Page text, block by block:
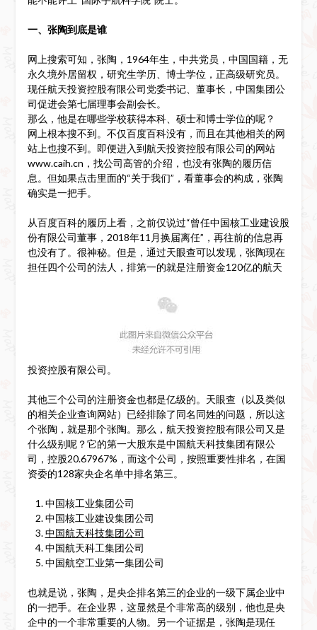
一、张陶到底是谁
网上搜索可知，张陶，1964年生，中共党员，中国国籍，无
永久境外居留权，研究生学历、博士学位，正高级研究员。
现任航天投资控股有限公司党委书记、董事长，中国集团公
司促进会第七届理事会副会长。
那么，他是在哪些学校获得本科、硕士和博士学位的呢？
网上根本搜不到。不仅百度百科没有，而且在其他相关的网
站上也搜不到。即便进入到航天投资控股有限公司的网站
www.caih.cn，找公司高管的介绍，也没有张陶的履历信
息。但如果点击里面的“关于我们”，看董事会的构成，张陶
确实是一把手。
从百度百科的履历上看，之前仅说过“曾任中国核工业建设股
份有限公司董事，2018年11月换届离任”，再往前的信息再
也没有了。很神秘。但是，通过天眼查可以发现，张陶现在
担任四个公司的法人，排第一的就是注册资金120亿的航天
投资控股有限公司。
其他三个公司的注册资金也都是亿级的。天眼查（以及类似
的相关企业查询网站）已经排除了同名同姓的问题，所以这
个张陶，就是那个张陶。那么，航天投资控股有限公司又是
什么级别呢？它的第一大股东是中国航天科技集团有限公
司，控股20.67967%，而这个公司，按照重要性排名，在国
资委的128家央企名单中排名第三。
中国核工业集团公司
中国核工业建设集团公司
中国航天科技集团公司
中国航天科工集团公司
中国航空工业第一集团公司
也就是说，张陶，是央企排名第三的企业的一级下属企业中
的一把手。在企业界，这显然是个非常高的级别，他也是央
企中的一个非常重要的人物。另一个证据是，张陶是现任